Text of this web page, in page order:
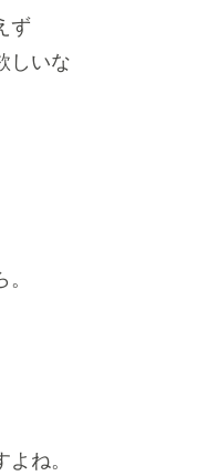
ず
しいな
ね。